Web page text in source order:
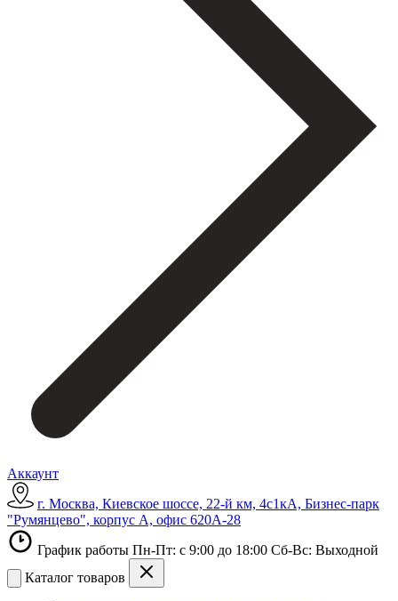
Аккаунт
г. Москва, Киевское шоссе, 22-й км, 4с1кА, Бизнес-парк
"Румянцево", корпус А, офис 620А-28
График работы Пн-Пт: с 9:00 до 18:00 Сб-Вс: Выходной
Каталог товаров